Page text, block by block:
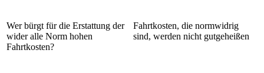
Wer bürgt für die Erstattung der
wider alle Norm hohen
Fahrtkosten?
Fahrtkosten, die normwidrig
sind, werden nicht gutgeheißen